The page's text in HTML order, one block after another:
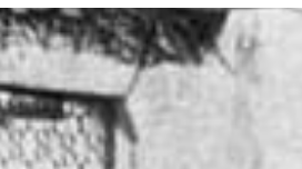
НОВИНИ